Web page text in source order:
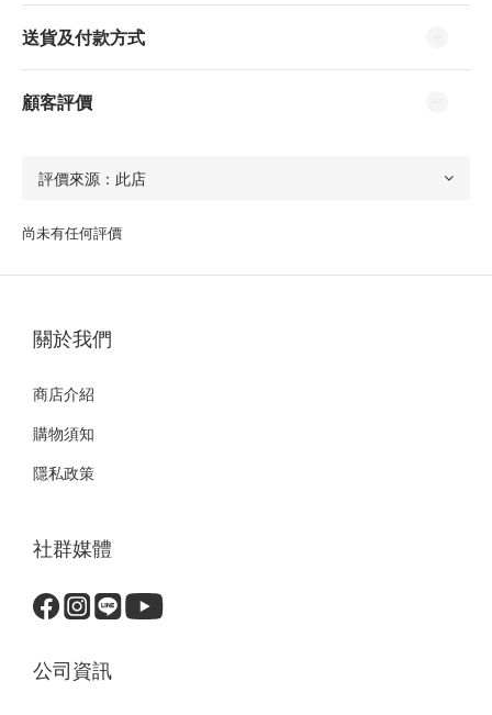
送貨及付款方式
顧客評價
尚未有任何評價
關於我們
商店介紹
購物須知
隱私政策
社群媒體
公司資訊